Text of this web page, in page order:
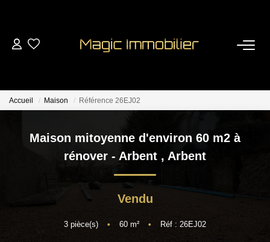
LOCATIONS
LOCATIONS TOURISTIQUES
GESTION
Accueil Maison Référence 26EJ02
Maison mitoyenne d'environ 60 m2 à
rénover - Arbent , Arbent
Vendu
3 pièce(s) • 60 m² • Réf : 26EJ02